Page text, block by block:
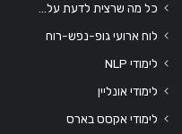
כל מה שרצית לדעת על…
לוח ארועי גופ-נפש-רוח
לימודי NLP
לימודי אונליין
לימודי אקסס בארס